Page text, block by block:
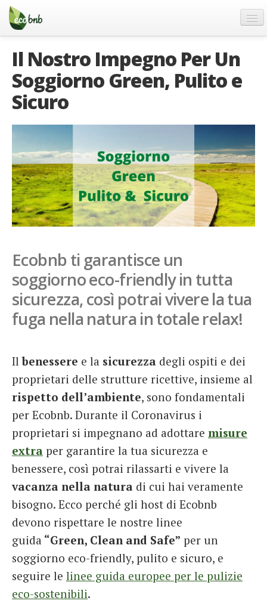
Menu
Salta
contenuto
Offerte Speciali
Regali
FAQ
Chi Siamo
Partner
Contatti
Italiano
German
Spanish
French
Italiano
Il Nostro Impegno Per Un
Soggiorno Green, Pulito e
Sicuro
Ecobnb ti garantisce un
soggiorno eco-friendly in tutta
sicurezza, così potrai vivere la tua
fuga nella natura in totale relax!
Ilbenessere e la sicurezza degli ospiti e dei
proprietari delle strutture ricettive, insieme al
rispetto dell’ambiente, sono fondamentali
per Ecobnb. Durante il Coronavirus i
proprietari si impegnano ad adottare misure
extra per garantire la tua sicurezza e
benessere, così potrai rilassarti e vivere la
vacanza nella natura di cui hai veramente
bisogno. Ecco perché gli host di Ecobnb
devono rispettare le nostre linee
guida “Green, Clean and Safe” per un
soggiorno eco-friendly, pulito e sicuro, e
seguire le linee guida europee per le pulizie
eco-sostenibili.